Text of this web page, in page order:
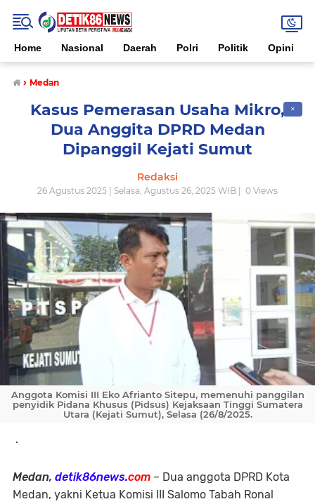
Home Nasional Daerah Polri Politik Opini
› Medan
✕
Kasus Pemerasan Usaha Mikro,
Dua Anggita DPRD Medan
Dipanggil Kejati Sumut
Redaksi
26 Agustus 2025 | Selasa, Agustus 26, 2025 WIB | 0 Views
Anggota Komisi III Eko Afrianto Sitepu, memenuhi panggilan
penyidik Pidana Khusus (Pidsus) Kejaksaan Tinggi Sumatera
Utara (Kejati Sumut), Selasa (26/8/2025.
.
Medan, detik86news.com – Dua anggota DPRD Kota
Medan, yakni Ketua Komisi III Salomo Tabah Ronal